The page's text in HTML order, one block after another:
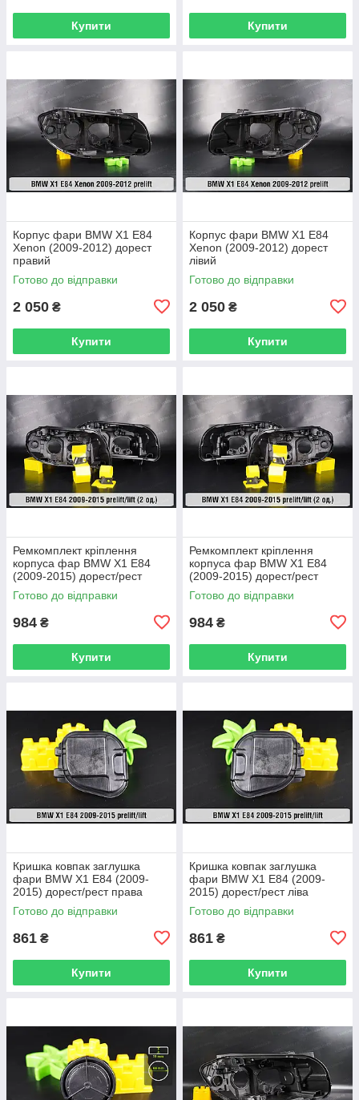
Купити Купити
Корпус фари BMW X1 E84
Xenon (2009-2012) дорест
правий
Готово до відправки
2 050 ₴
Купити
Корпус фари BMW X1 E84
Xenon (2009-2012) дорест
лівий
Готово до відправки
2 050 ₴
Купити
Ремкомплект кріплення
корпуса фар BMW X1 E84
(2009-2015) дорест/рест
правий – 2 од.
Готово до відправки
984 ₴
Купити
Ремкомплект кріплення
корпуса фар BMW X1 E84
(2009-2015) дорест/рест
лівий – 2 од.
Готово до відправки
984 ₴
Купити
Кришка ковпак заглушка
фари BMW X1 E84 (2009-
2015) дорест/рест права
Готово до відправки
861 ₴
Купити
Кришка ковпак заглушка
фари BMW X1 E84 (2009-
2015) дорест/рест ліва
Готово до відправки
861 ₴
Купити